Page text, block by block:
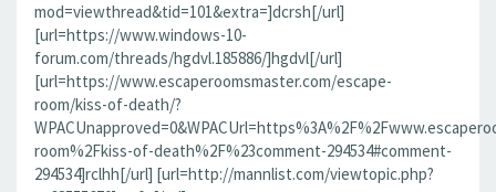
mod=viewthread&tid=101&extra=]dcrsh[/url]
[url=https://www.windows-10-
forum.com/threads/hgdvl.185886/]hgdvl[/url]
[url=https://www.escaperoomsmaster.com/escape-
room/kiss-of-death/?
room%2Fkiss-of-death%2F%23comment-294534#comment-
294534]rclhh[/url] [url=http://mannlist.com/viewtopic.php?